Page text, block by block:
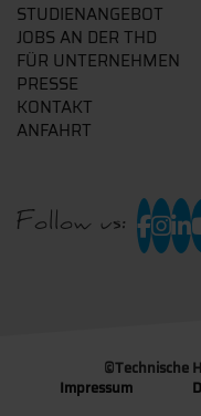
STUDIENANGEBOT
JOBS AN DER THD
FÜR UNTERNEHMEN
PRESSE
KONTAKT
ANFAHRT
Follow us:
©Technische
Impressum